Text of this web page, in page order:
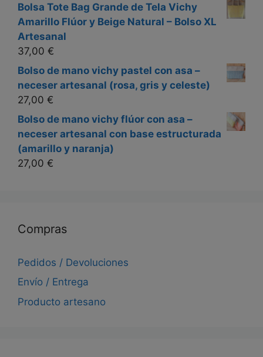
Bolsa Tote Bag Grande de Tela Vichy
Amarillo Flúor y Beige Natural – Bolso XL
Artesanal
37,00 €
Bolso de mano vichy pastel con asa –
neceser artesanal (rosa, gris y celeste)
27,00 €
Bolso de mano vichy flúor con asa –
neceser artesanal con base estructurada
(amarillo y naranja)
27,00 €
Compras
Pedidos / Devoluciones
Envío / Entrega
Producto artesano